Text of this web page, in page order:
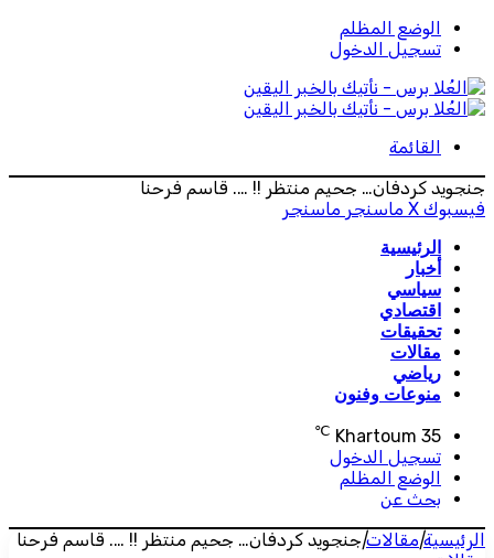
الوضع المظلم
تسجيل الدخول
القائمة
جنجويد كردفان… جحيم منتظر !! …. قاسم فرحنا
فيسبوك ‫X ماسنجر ماسنجر
الرئيسية
أخبار
سياسي
اقتصادي
تحقيقات
مقالات
رياضي
منوعات وفنون
Khartoum 35
℃
تسجيل الدخول
الوضع المظلم
بحث عن
الرئيسية|مقالات|جنجويد كردفان… جحيم منتظر !! …. قاسم فرحنا